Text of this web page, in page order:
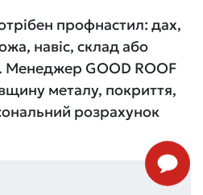
профнастил: дах,
навіс, склад або
Менеджер GOOD ROOF
металу, покриття,
розрахунок